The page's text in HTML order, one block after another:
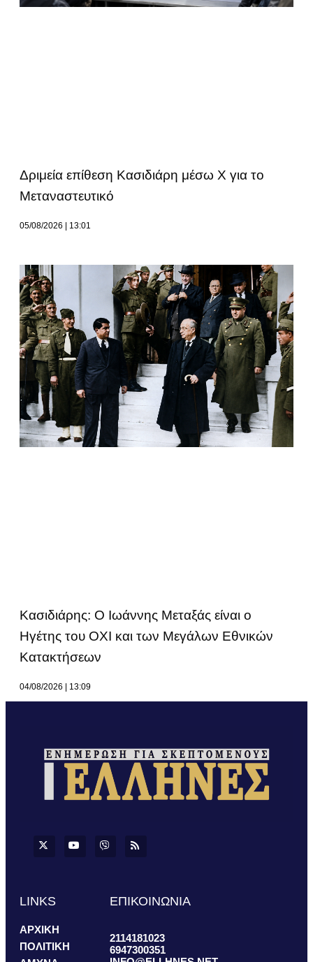
Δριμεία επίθεση Κασιδιάρη μέσω Χ για το
Μεταναστευτικό
05/08/2026 13:01
Κασιδιάρης: Ο Ιωάννης Μεταξάς είναι ο
Ηγέτης του ΟΧΙ και των Μεγάλων Εθνικών
Κατακτήσεων
04/08/2026 13:09
LINKS
ΑΡΧΙΚΗ
ΠΟΛΙΤΙΚΗ
ΕΠΙΚΟΙΝΩΝΙΑ
2114181023
6947300351